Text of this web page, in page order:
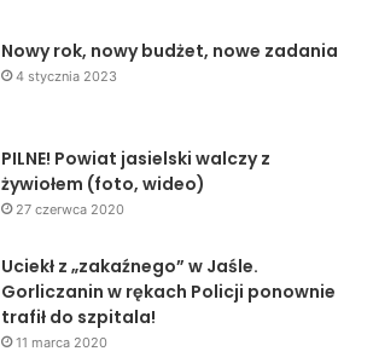
Nowy rok, nowy budżet, nowe zadania
4 stycznia 2023
PILNE! Powiat jasielski walczy z
żywiołem (foto, wideo)
27 czerwca 2020
Uciekł z „zakaźnego” w Jaśle.
Gorliczanin w rękach Policji ponownie
trafił do szpitala!
11 marca 2020